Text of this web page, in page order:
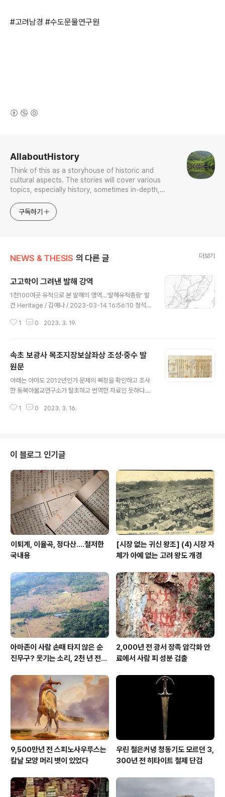
#고려남경 #수도문물연구원
AllaboutHistory
Think of this as a storyhouse of historic and
cultural aspects. The stories will cover various
topics, especially history, sometimes in-depth,
approach will be to resist any common sense or
generalized viewpoint
구독하기
NEWS & THESIS 의 다른 글 더보기
고고학이 그려낸 발해 강역
1천100여곳 유적으로 본 발해의 영역…'발해유적총람' 발
간 Heritage / 김예나 / 2023-03-14 16:56:10 정석배
ps://m.k-odyssey.com/news/newsview.php?nc
기자 = 발해(698∼926)는 한반도 북부에서 중국 동북 지
역과 러시아 연해주에 걸쳐 이어지며 통일신라와 함께 남
북국을 이뤘던 고대국가다. 9세기에는 동쪽의 융성한 나라
m.k-odyssey.com 교과서 같은 데를 보면 고구려 발해
강역이라 해서 현재의 지도에 얹은 그 강역도라는 것들이
있지만 그것은 어느 특정한 시기의..
1 0 2023. 3. 19.
속초 보광사 목조지장보살좌상 조성·중수 발
원문
아래는 아마도 2012년인가 문제의 복장을 확인하고 조사
한 동북아불교연구소가 탈초하고 번역한 자료인 듯하다.
에서 받았음을 밝힌다. 내친 김에 번역도 손을 다시 보고,
묘妙함으로 점철하는 속초 보광사 지장보살과 그 복장腹
藏이 속초 보광사普光寺라는 불교 사찰은 내가 가 본 적
은 없으나 위성지도로 보니 영랑호 남쪽 가에 자리를 잡았
다. 네이버 지도속초 보광사map.naver.com 이 사찰 내
력은 다음 불교신문 기사에 자세historylibrary.net 보광
사 목조지장보살좌상 조성·중수 발..
1 0 2023. 3. 16.
이 블로그 인기글
이퇴계, 이율곡, 정다산....철저한
국내용
[시장 없는 귀신 왕조] (4) 시장 자
체가 아예 없는 고려 왕도 개경
아마존이 사람 손때 타지 않은 순
진무구? 웃기는 소리, 2천 년 전에
2,000년 전 광서 장족 암각화 안
료에서 사람 피 성분 검출
9,500만년 전 스피노사우루스는
칼날 모양 머리 볏이 있었다
우린 철은커녕 청동기도 모르던 3,
300년 전 히타이트 철제 단검